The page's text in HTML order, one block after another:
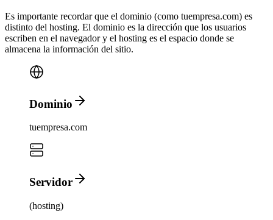
Es importante recordar que el dominio (como tuempresa.com) es
distinto del hosting. El dominio es la dirección que los usuarios
escriben en el navegador y el hosting es el espacio donde se
almacena la información del sitio.
Dominio
tuempresa.com
Servidor
(hosting)